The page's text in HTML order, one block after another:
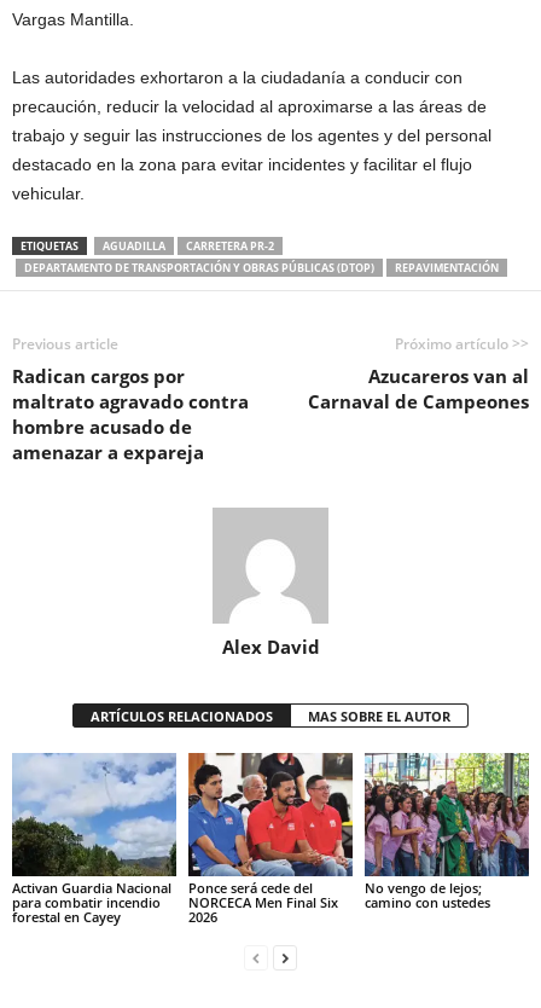
Vargas Mantilla.
Las autoridades exhortaron a la ciudadanía a conducir con
precaución, reducir la velocidad al aproximarse a las áreas de
trabajo y seguir las instrucciones de los agentes y del personal
destacado en la zona para evitar incidentes y facilitar el flujo
vehicular.
ETIQUETAS AGUADILLA
CARRETERA PR-2
DEPARTAMENTO DE TRANSPORTACIÓN Y OBRAS PÚBLICAS (DTOP)
REPAVIMENTACIÓN
Previous article
Radican cargos por
maltrato agravado contra
hombre acusado de
amenazar a expareja
Próximo artículo >>
Azucareros van al
Carnaval de Campeones
Alex David
ARTÍCULOS RELACIONADOS MAS SOBRE EL AUTOR
Activan Guardia Nacional
para combatir incendio
forestal en Cayey
Ponce será cede del
NORCECA Men Final Six
2026
No vengo de lejos;
camino con ustedes